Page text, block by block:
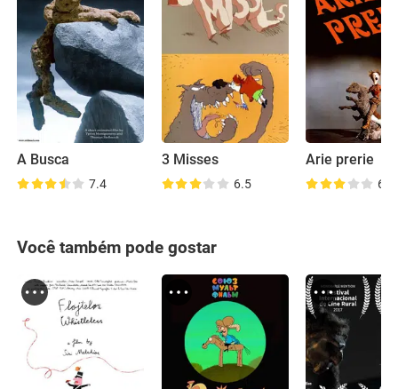
A Busca
7.4
3 Misses
6.5
Arie prerie
6.9
Você também pode gostar